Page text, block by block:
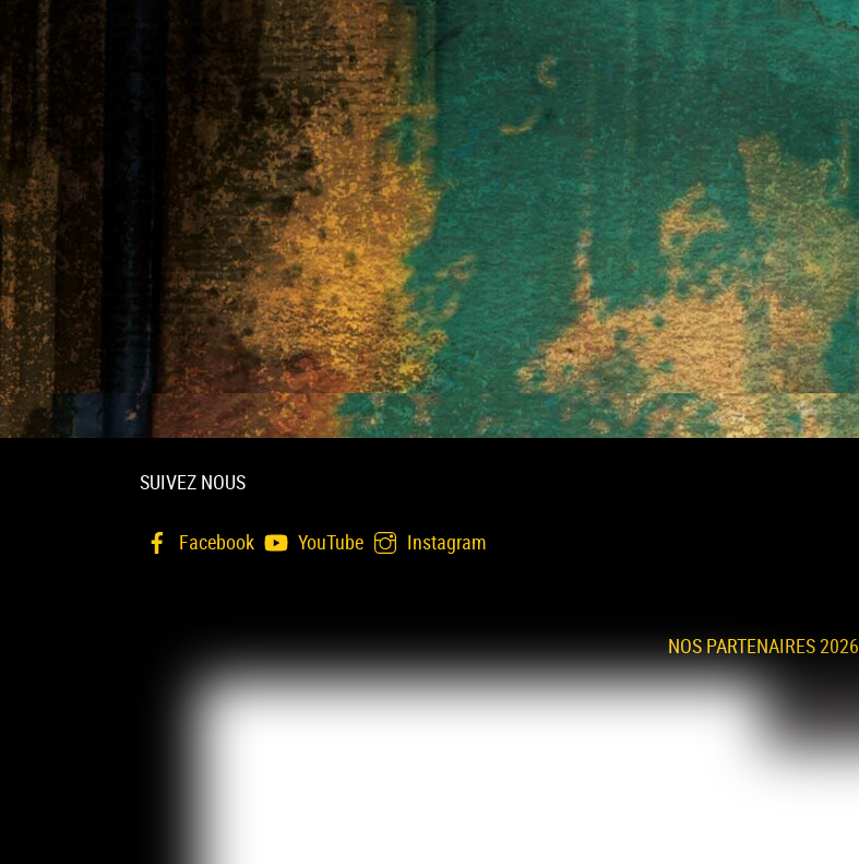
SUIVEZ NOUS
Facebook YouTube Instagram
NOS PARTENAIRES 2026